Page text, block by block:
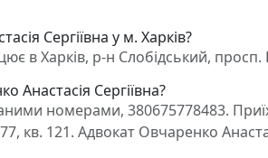
Сергіївна у м. Харків?
в Харків, р-н Слобідський, просп.
Анастасія Сергіївна?
номерами, 380675778483.
кв. 121. Адвокат Овчаренко